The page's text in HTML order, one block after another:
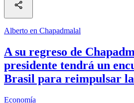
Alberto en Chapadmalal
A su regreso de
presidente tendrá un
Brasil para reimpulsar
Economía